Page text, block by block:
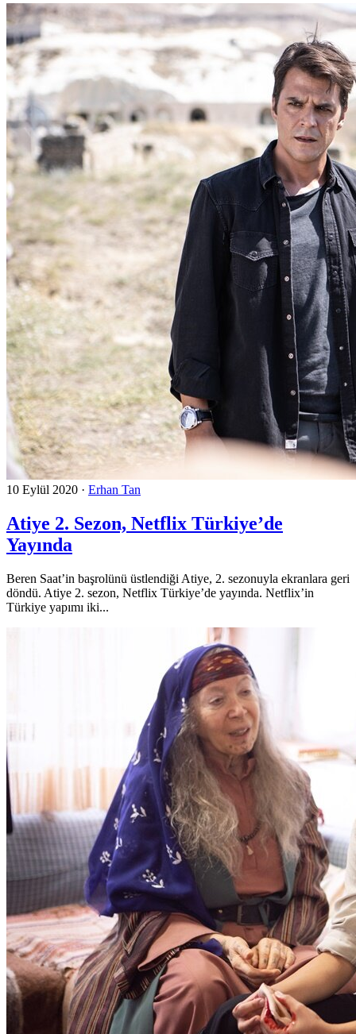
10 Eylül 2020 · Erhan Tan
Atiye 2. Sezon, Netflix Türkiye’de
Yayında
Beren Saat’in başrolünü üstlendiği Atiye, 2. sezonuyla ekranlara geri
döndü. Atiye 2. sezon, Netflix Türkiye’de yayında. Netflix’in
Türkiye yapımı iki...